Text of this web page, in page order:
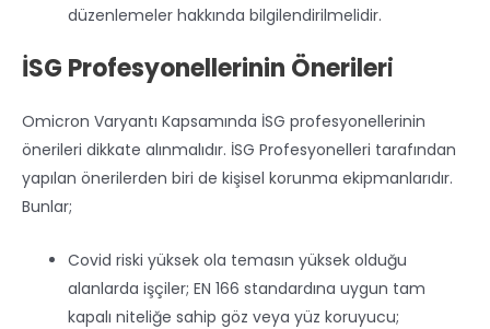
düzenlemeler hakkında bilgilendirilmelidir.
İSG Profesyonellerinin Önerileri
Omicron Varyantı Kapsamında İSG profesyonellerinin
önerileri dikkate alınmalıdır. İSG Profesyonelleri tarafından
yapılan önerilerden biri de kişisel korunma ekipmanlarıdır.
Bunlar;
Covid riski yüksek ola temasın yüksek olduğu
alanlarda işçiler; EN 166 standardına uygun tam
kapalı niteliğe sahip göz veya yüz koruyucu;